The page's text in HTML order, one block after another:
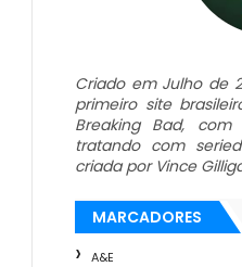
Criado em Julho de
primeiro site
Breaking Bad, com
tratando com
criada por Vince
MARCADORES
A&E